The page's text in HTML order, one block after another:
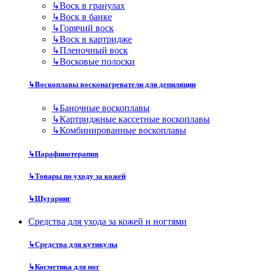
↳Воск в гранулах
↳Воск в банке
↳Горячий воск
↳Воск в картридже
↳Пленочный воск
↳Восковые полоски
↳Воскоплавы восконагреватели для депиляции
↳Баночные воскоплавы
↳Картриджные кассетные воскоплавы
↳Комбинированные воскоплавы
↳Парафинотерапия
↳Товары по уходу за кожей
↳Шугаринг
Средства для ухода за кожей и ногтями
↳Средства для кутикулы
↳Косметика для ног